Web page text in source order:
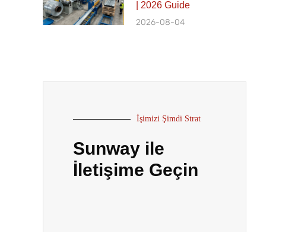
| 2026 Guide
2026-08-04
İşimizi Şimdi Strat
Sunway ile
İletişime Geçin